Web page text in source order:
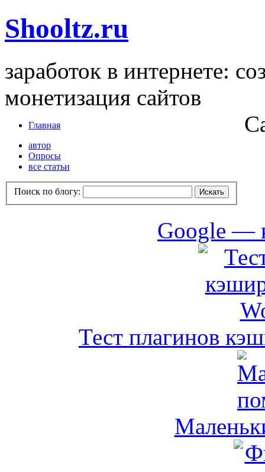
Shooltz.ru
заработок в интернете:
монетизация сайтов
Главная
автор
Опросы
все статьи
Поиск по блогу:
Google —
Тест плагинов